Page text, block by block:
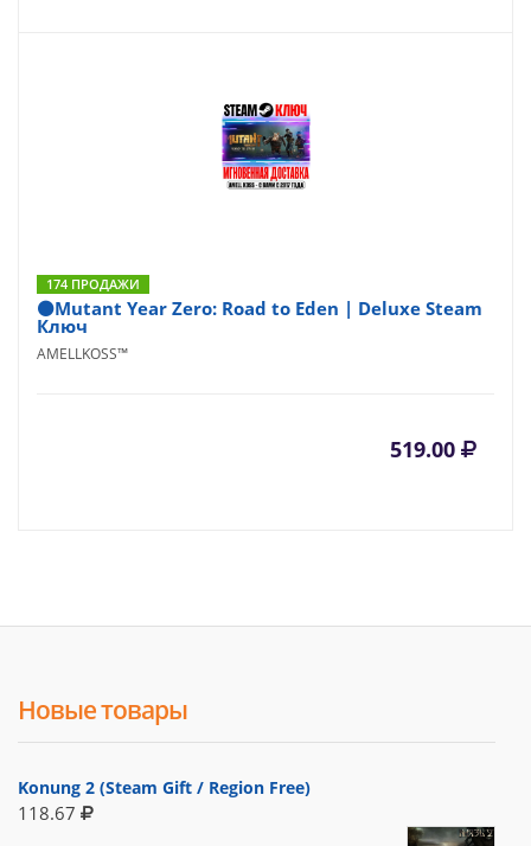
174 ПРОДАЖИ
⚫️Mutant Year Zero: Road to Eden | Deluxe Steam
Ключ
AMELLKOSS™
519.00
Новые товары
Konung 2 (Steam Gift / Region Free)
118.67